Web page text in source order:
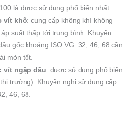
là được sử dụng phổ biến nhất.
vít khô: cung cấp không khí không
suất thấp tới trung bình. Khuyến
gốc khoáng ISO VG: 32, 46, 68 cần
mòn tốt.
vít ngập dầu: được sử dụng phổ biến
trường). Khuyến nghị sử dụng cấp
46, 68.